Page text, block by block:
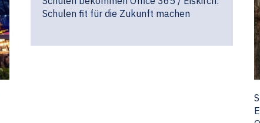
Schulen fit für die Zukunft machen